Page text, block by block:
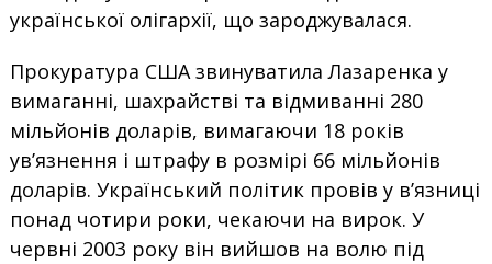
української олігархії, що зароджувалася.
Прокуратура США звинуватила Лазаренка у
вимаганні, шахрайстві та відмиванні 280
мільйонів доларів, вимагаючи 18 років
ув’язнення і штрафу в розмірі 66 мільйонів
доларів. Український політик провів у в’язниці
понад чотири роки, чекаючи на вирок. У
червні 2003 року він вийшов на волю під